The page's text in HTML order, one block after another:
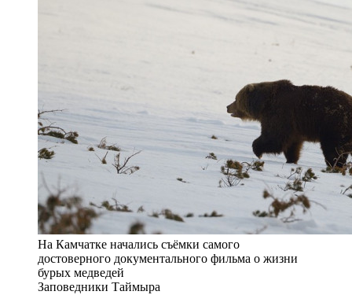
На Камчатке начались съёмки самого
достоверного документального фильма о жизни